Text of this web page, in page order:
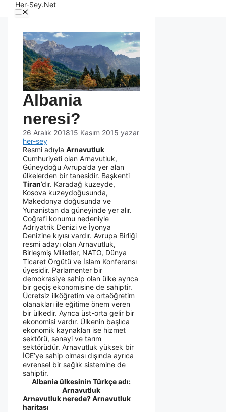
Her-Sey.Net
Albania
neresi?
26 Aralık 201815 Kasım 2015 yazar
her-sey
Resmi adıyla Arnavutluk
Cumhuriyeti olan Arnavutluk,
Güneydoğu Avrupa’da yer alan
ülkelerden bir tanesidir. Başkenti
Tiran’dır. Karadağ kuzeyde,
Kosova kuzeydoğusunda,
Makedonya doğusunda ve
Yunanistan da güneyinde yer alır.
Coğrafi konumu nedeniyle
Adriyatrik Denizi ve İyonya
Denizine kıyısı vardır. Avrupa Birliği
resmi adayı olan Arnavutluk,
Birleşmiş Milletler, NATO, Dünya
Ticaret Örgütü ve İslam Konferansı
üyesidir. Parlamenter bir
demokrasiye sahip olan ülke ayrıca
bir geçiş ekonomisine de sahiptir.
Ücretsiz ilköğretim ve ortaöğretim
olanakları ile eğitime önem veren
bir ülkedir. Ayrıca üst-orta gelir bir
ekonomisi vardır. Ülkenin başlıca
ekonomik kaynakları ise hizmet
sektörü, sanayi ve tarım
sektörüdür. Arnavutluk yüksek bir
İGE’ye sahip olması dışında ayrıca
evrensel bir sağlık sistemine de
sahiptir.
Albania ülkesinin Türkçe adı:
Arnavutluk
Arnavutluk nerede? Arnavutluk
haritası